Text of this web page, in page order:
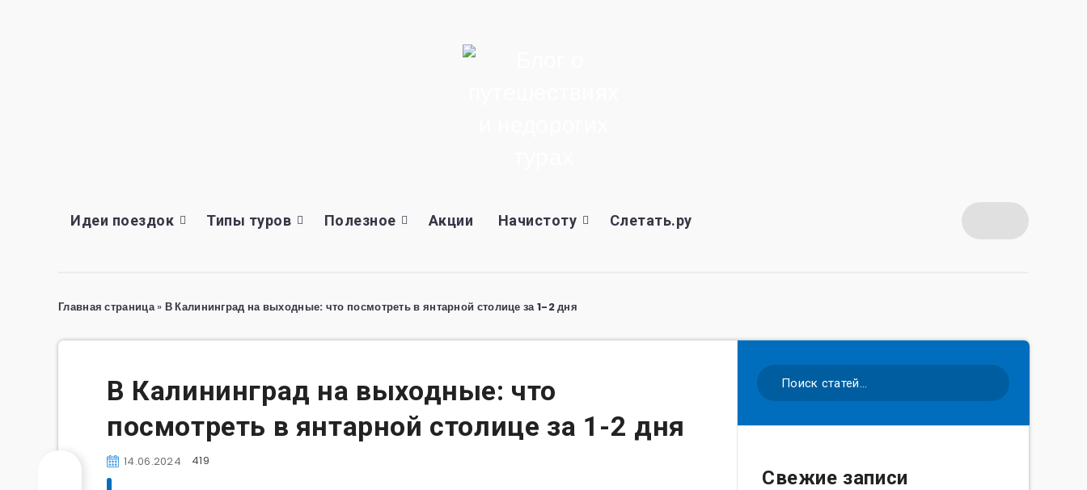
Идеи поездок Типы туров Полезное Акции Начистоту Слетать.ру
Главная страница» В Калининград на выходные: что посмотреть в янтарной столице за 1-2 дня
В Калининград на выходные: что
посмотреть в янтарной столице за 1-2 дня
14.06.2024 419
Свежие записи